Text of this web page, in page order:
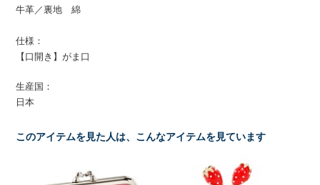
牛革／裏地 綿
仕様：
【口開き】がま口
生産国：
日本
このアイテムを見た人は、こんなアイテムを見ています